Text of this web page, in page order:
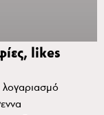
likes